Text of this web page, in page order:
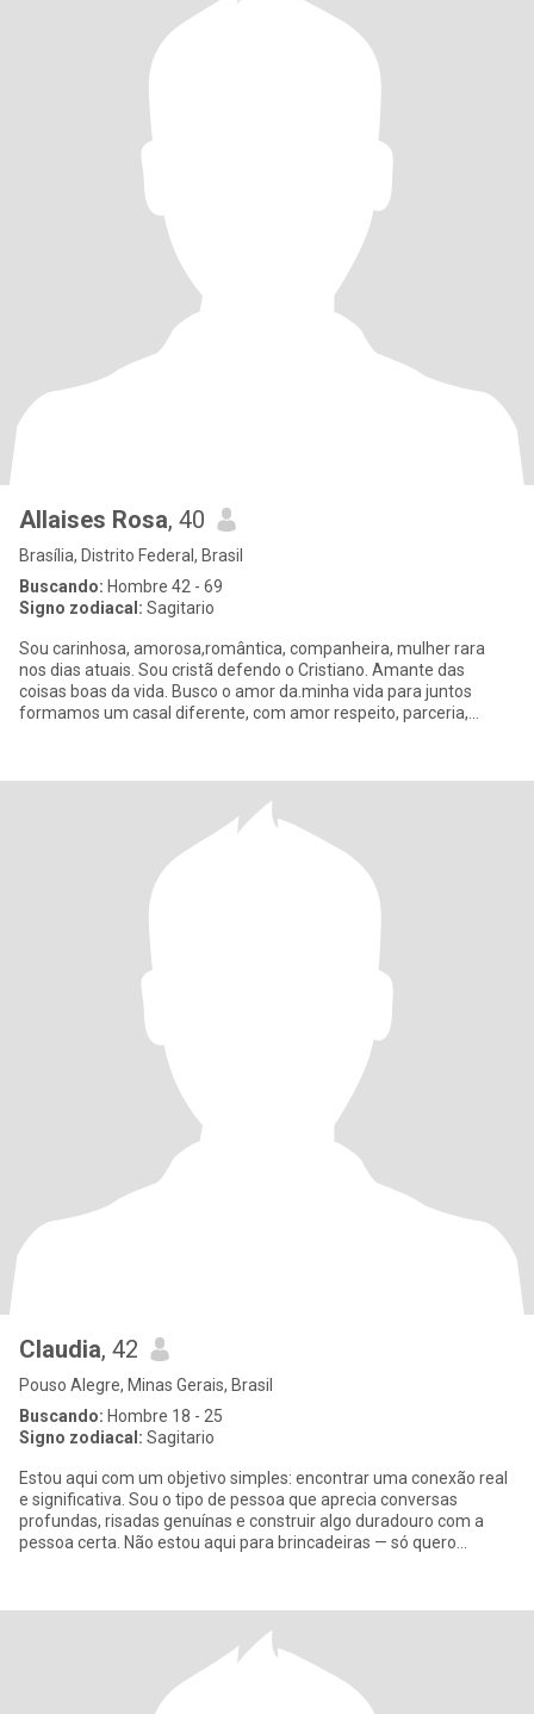
Allaises Rosa, 40
Brasília, Distrito Federal, Brasil
Buscando: Hombre 42 - 69
Signo zodiacal: Sagitario
Sou carinhosa, amorosa,romântica, companheira, mulher rara
nos dias atuais. Sou cristã defendo o Cristiano. Amante das
coisas boas da vida. Busco o amor da.minha vida para juntos
formamos um casal diferente, com amor respeito, parceria,
Claudia, 42
Pouso Alegre, Minas Gerais, Brasil
Buscando: Hombre 18 - 25
Signo zodiacal: Sagitario
Estou aqui com um objetivo simples: encontrar uma conexão real
e significativa. Sou o tipo de pessoa que aprecia conversas
profundas, risadas genuínas e construir algo duradouro com a
pessoa certa. Não estou aqui para brincadeiras — só quero